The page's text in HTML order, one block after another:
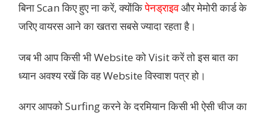
बिना Scan किए हुए ना करें, क्योंकिपेनड्राइवऔर मेमोरी कार्ड के
जरिए वायरस आने का खतरा सबसे ज्यादा रहता है।
जब भी आप किसी भी Website को Visit करें तो इस बात का
ध्यान अवश्य रखें कि वह Website विस्वाश पत्र हो।
अगर आपको Surfing करने के दरमियान किसी भी ऐसी चीज का